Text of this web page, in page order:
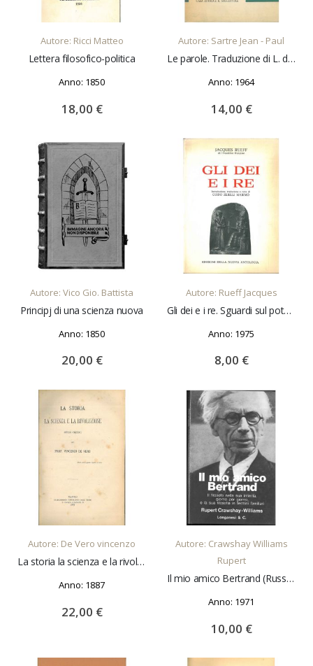
AGGIUNGI AL CARRELLO
Autore: Ricci Matteo
Lettera filosofico-politica
Anno: 1850
18,00 €
Autore: Sartre Jean - Paul
Le parole. Traduzione di L. de Nardis
Anno: 1964
14,00 €
AGGIUNGI AL CARRELLO
Autore: Vico Gio. Battista
Principj di una scienza nuova
Anno: 1850
20,00 €
AGGIUNGI AL CARRELLO
Autore: Rueff Jacques
Gli dei e i re. Sguardi sul potere creatore Introduzione, traduzione e note di G. Zerilli Marimò
Anno: 1975
8,00 €
AGGIUNGI AL CARRELLO
Autore: De Vero vincenzo
La storia la scienza e la rivoluzione. Studi critici
Anno: 1887
22,00 €
AGGIUNGI AL CARRELLO
Autore: Crawshay Williams
Rupert
Il mio amico Bertrand (Russel) Traduzione di B. Oddera
Anno: 1971
10,00 €